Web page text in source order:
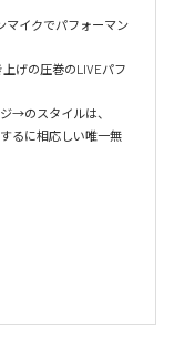
マイクでパフォーマン
げの圧巻のLIVEパフ
→のスタイルは、
るに相応しい唯一無